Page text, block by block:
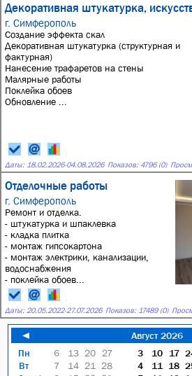
Декоративная штукатурка,
г. Симферополь
Создание эффекта скал
Декоративная штукатурка (структурная и
фактурная)
Нанесение трафаретов на стены
Малярные работы
Поклейка обоев
Обновление ...
Даты: 18.02.2026-04.08.2026 Показов: 4796 (0)
Отделочные работы
г. Симферополь
Ремонт и отделка.
- штукатурка и шпаклевка
- кладка плитка
- монтаж гипсокартона
- монтаж электрики, канализации,
водоснабжения
- поклейка обоев...
Даты: 20.05.2022-27.07.2026 Показов: 17489 (0)
◄ Август 2026
Пн
Вт
6 13 20
27
7
14 21
28
3 10 17
4
11 18